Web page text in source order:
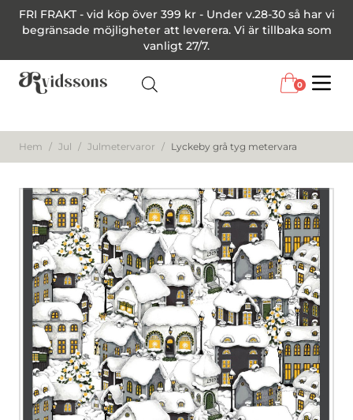
FRI FRAKT - vid köp över 399 kr - Under v.28-30 så har vi
begränsade möjligheter att leverera. Vi är tillbaka som
vanligt 27/7.
0
Hem / Jul / Julmetervaror / Lyckeby grå tyg metervara